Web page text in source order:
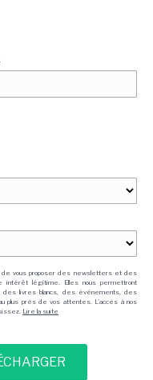
de vous proposer des newsletters et des
légitime. Elles nous permettront
livres blancs, des événements, des
plus près de vos attentes. L'accès à nos
Lire la suite